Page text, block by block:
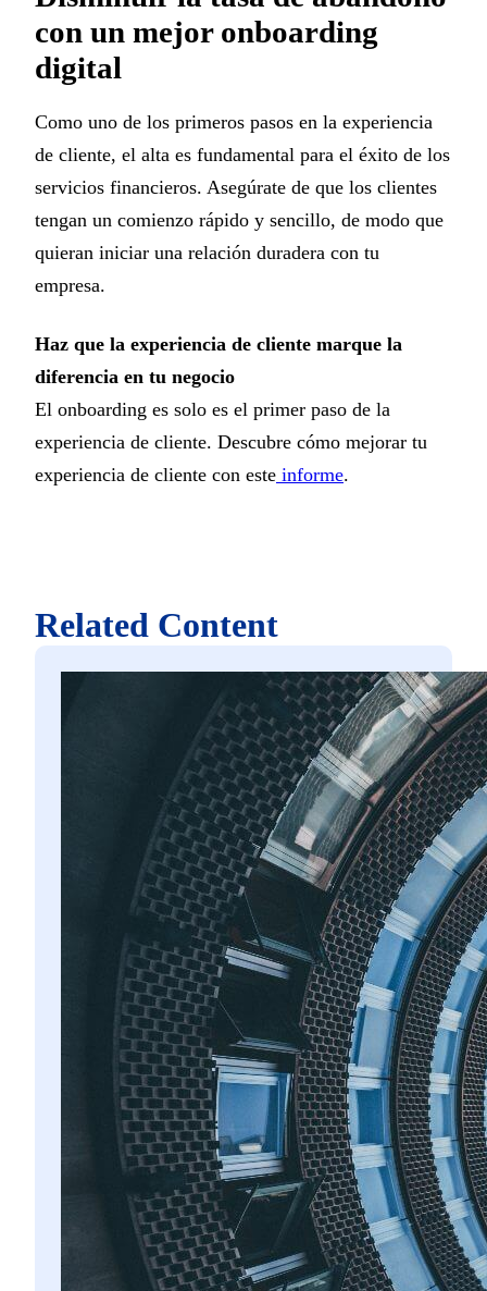
con un mejor onboarding
digital
Como uno de los primeros pasos en la experiencia
de cliente, el alta es fundamental para el éxito de los
servicios financieros. Asegúrate de que los clientes
tengan un comienzo rápido y sencillo, de modo que
quieran iniciar una relación duradera con tu
empresa.
Haz que la experiencia de cliente marque la
diferencia en tu negocio
El onboarding es solo es el primer paso de la
experiencia de cliente. Descubre cómo mejorar tu
experiencia de cliente con este informe.
Related Content